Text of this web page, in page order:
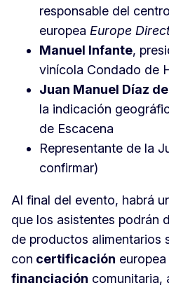
responsable del
europea Europe
Manuel Infante,
vinícola Condado de
Juan Manuel Díaz
la indicación
de Escacena
Representante de la
confirmar)
Al final del evento, habrá
que los asistentes podrán
de productos alimentarios
con certificación
financiación comunitaria,